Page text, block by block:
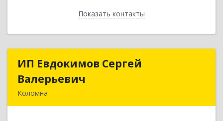
Показать контакты
Назад
ИП Евдокимов Сергей
Валерьевич
Коломна
ИП Евдокимов Сергей